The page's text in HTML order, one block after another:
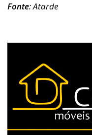
Fonte: Atarde